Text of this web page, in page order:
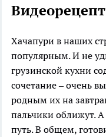
Видеорецепт
Хачапури в наших
популярным. И не
грузинской кухни
сочетание – очень
родным их на
пальчики оближут.
путь. В общем,